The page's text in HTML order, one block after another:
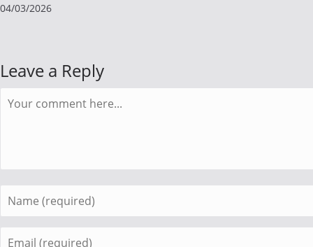
04/03/2026
Leave a Reply
Comment
Enter
your
Enter